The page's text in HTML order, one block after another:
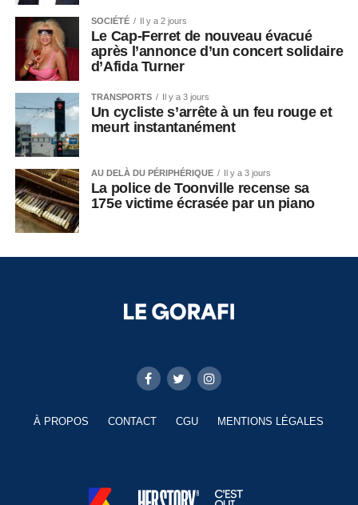
SOCIÉTÉ Il y a 2 jours
Le Cap-Ferret de nouveau évacué
après l’annonce d’un concert solidaire
d’Afida Turner
TRANSPORTS Il y a 3 jours
Un cycliste s’arrête à un feu rouge et
meurt instantanément
AU DELÀ DU PÉRIPHÉRIQUE Il y a 3 jours
La police de Toonville recense sa
175e victime écrasée par un piano
À PROPOS CONTACT CGU MENTIONS LÉGALES